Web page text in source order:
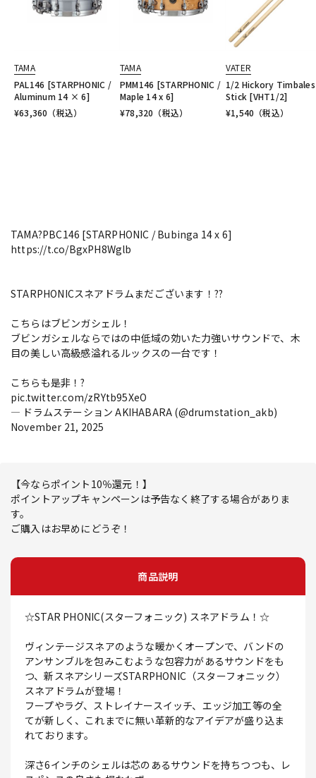
TAMA
PAL146 [STARPHONIC /
Aluminum 14 × 6]
¥63,360 （税込）
TAMA
PMM146 [STARPHONIC /
Maple 14 x 6]
¥78,320 （税込）
VATER
1/2 Hickory Timbales
Stick [VHT1/2]
¥1,540 （税込）
TAMA?PBC146 [STARPHONIC / Bubinga 14 x 6]
https://t.co/BgxPH8Wglb
STARPHONICスネアドラムまだございます！??
こちらはブビンガシェル！
ブビンガシェルならではの中低域の効いた力強いサウンドで、木
目の美しい高級感溢れるルックスの一台です！
こちらも是非！?
pic.twitter.com/zRYtb95XeO
— ドラムステーション AKIHABARA (@drumstation_akb)
November 21, 2025
【今ならポイント10％還元！】
ポイントアップキャンペーンは予告なく終了する場合がありま
す。
ご購入はお早めにどうぞ！
商品説明
☆STAR PHONIC(スターフォニック) スネアドラム！☆
ヴィンテージスネアのような暖かくオープンで、バンドの
アンサンブルを包みこむような包容力があるサウンドをも
つ、新スネアシリーズSTARPHONIC（スターフォニック）
スネアドラムが登場！
フープやラグ、ストレイナースイッチ、エッジ加工等の全
てが新しく、これまでに無い革新的なアイデアが盛り込ま
れております。
深さ6インチのシェルは芯のあるサウンドを持ちつつも、レ